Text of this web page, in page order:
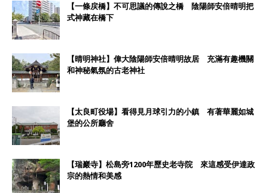
【一條戻橋】不可思議的傳說之橋 陰陽師安倍晴明把
式神藏在橋下
【晴明神社】偉大陰陽師安倍晴明故居 充滿有趣機關
和神秘氣氛的古老神社
【太良町役場】看得見月球引力的小鎮 有著華麗如城
堡的公所廳舍
【瑞巖寺】松島旁1200年歷史老寺院 來這感受伊達政
宗的熱情和美感